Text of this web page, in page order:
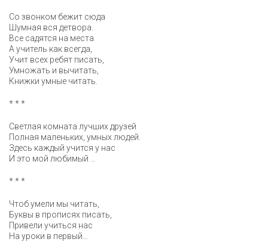
Со звонком бежит сюда
Шумная вся детвора.
Все садятся на места
А учитель как всегда,
Учит всех ребят писать,
Умножать и вычитать,
Книжки умные читать.
* * *
Светлая комната лучших друзей
Полная маленьких, умных людей.
Здесь каждый учится у нас
И это мой любимый …
* * *
Чтоб умели мы читать,
Буквы в прописях писать,
Привели учиться нас
На уроки в первый…